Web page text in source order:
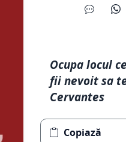
Ocupa locul
fii nevoit sa
Cervantes
Copiază